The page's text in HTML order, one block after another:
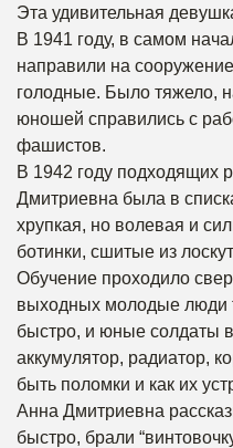
Эта удивительная
В 1941 году, в самом
направили на
голодные. Было тяжело,
юношей справились с
фашистов.
В 1942 году подходящих
Дмитриевна была в
хрупкая, но волевая и
ботинки, сшитые из
Обучение проходило
выходных молодые люди
быстро, и юные солдаты
аккумулятор, радиатор,
быть поломки и как их
Анна Дмитриевна
быстро, брали